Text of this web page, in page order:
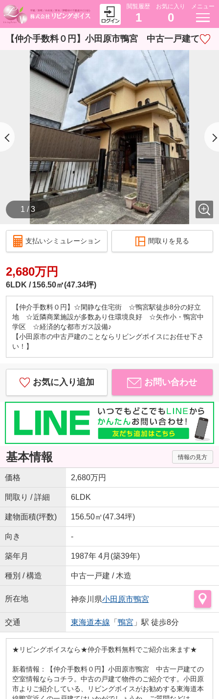
閲覧履歴
1
お気に入り
0
メニュー
【仲介手数料０円】小田原市鴨宮 中古一戸建て
1 / 3
支払いシミュレーション 間取りを見る
2,680万円
6LDK 156.50㎡(47.34坪)
【仲介手数料０円】☆閑静な住宅街 ☆鴨宮駅徒歩8分の好立
地 ☆近隣商業施設が多数あり住環境良好 ☆矢作小・鴨宮中
学区 ☆経済的な都市ガス設備♪
【小田原市の中古戸建のことならリビングボイスにお任せ下さ
い！】
お気に入り追加 お問い合わせ
基本情報 情報の見方
価格 2,680万円
間取り / 詳細 6LDK
建物面積(坪数) 156.50㎡(47.34坪)
向き -
築年月 1987年 4月(築39年)
種別 / 構造 中古一戸建 / 木造
所在地 神奈川県小田原市鴨宮
交通 東海道本線 「 鴨宮 」駅 徒歩8分
★リビングボイスなら★仲介手数料無料でご紹介出来ます★
新着情報：【仲介手数料０円】小田原市鴨宮 中古一戸建ての
空室情報ならコチラ。中古の戸建て物件のご紹介です。小田原
市よりご紹介している、リビングボイスがお勧めする東海道本